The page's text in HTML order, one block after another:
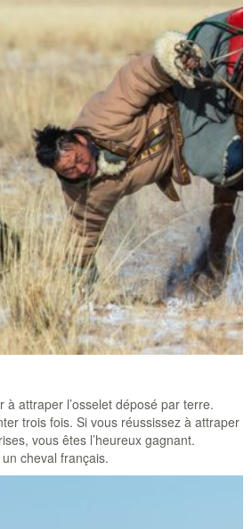
à attraper l’osselet déposé par terre.
trois fois. Si vous réussissez à attraper
vous êtes l’heureux gagnant.
cheval français.